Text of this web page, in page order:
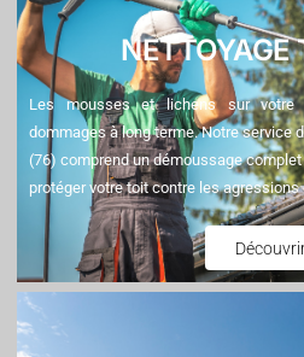
NETTOYAGE
Les mousses et lichens sur votre
dommages à long terme. Notre service
(76) comprend un démoussage
protéger votre toit contre les agressions